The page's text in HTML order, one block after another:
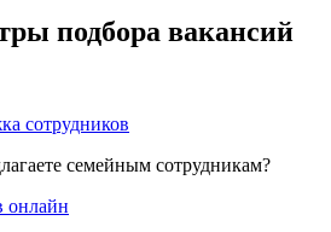
подбора вакансий
сотрудников
семейным сотрудникам?
онлайн